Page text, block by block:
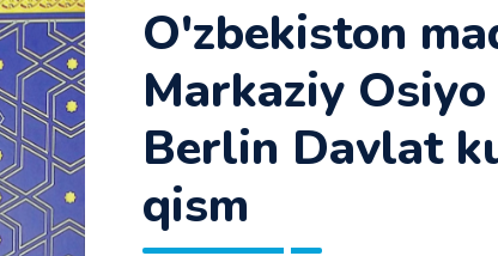
O'zbekiston
Markaziy
Berlin Davlat
qism